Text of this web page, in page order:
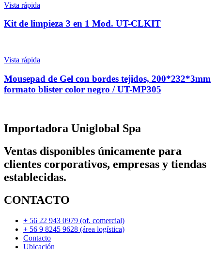
Vista rápida
Kit de limpieza 3 en 1 Mod. UT-CLKIT
Vista rápida
Mousepad de Gel con bordes tejidos, 200*232*3mm
formato blister color negro / UT-MP305
Importadora Uniglobal Spa
Ventas disponibles únicamente para
clientes corporativos, empresas y tiendas
establecidas.
CONTACTO
+ 56 22 943 0979 (of. comercial)
+ 56 9 8245 9628 (área logística)
Contacto
Ubicación